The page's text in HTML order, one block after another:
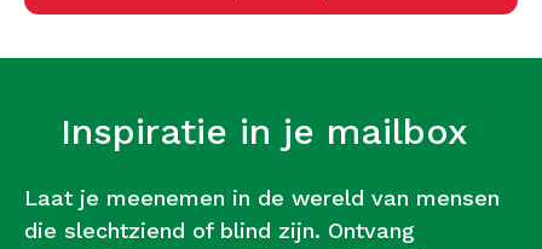
Inspiratie in je mailbox
Laat je meenemen in de wereld van mensen
die slechtziend of blind zijn. Ontvang